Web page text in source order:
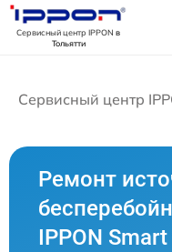
Сервисный центр IPPON в
Тольятти
Сервисный центр
Ремонт
IPPON